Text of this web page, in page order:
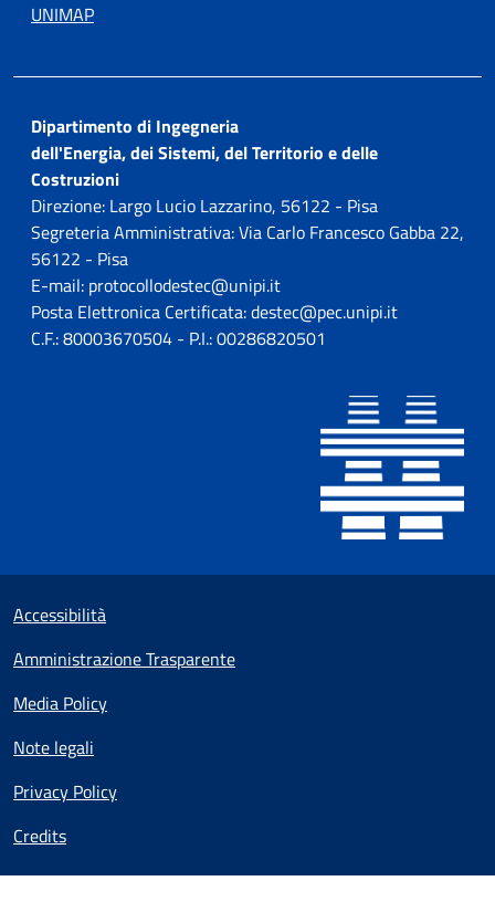
UNIMAP
Dipartimento di Ingegneria
dell'Energia, dei Sistemi, del Territorio e delle
Costruzioni
Direzione: Largo Lucio Lazzarino, 56122 - Pisa
Segreteria Amministrativa: Via Carlo Francesco Gabba 22,
56122 - Pisa
E-mail: protocollodestec@unipi.it
Posta Elettronica Certificata: destec@pec.unipi.it
C.F.: 80003670504 - P.I.: 00286820501
Small prints
Useful links section
Accessibilità
Amministrazione Trasparente
Media Policy
Note legali
Privacy Policy
Credits